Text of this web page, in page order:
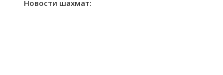
Новости шахмат: